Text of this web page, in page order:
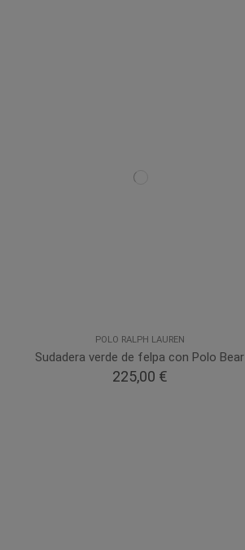
POLO RALPH LAUREN
Sudadera verde de felpa con Polo Bear
225,00 €